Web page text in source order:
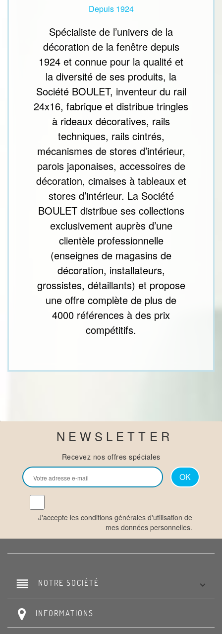
Depuis 1924
Spécialiste de l’univers de la
décoration de la fenêtre depuis
1924 et connue pour la qualité et
la diversité de ses produits, la
Société BOULET, inventeur du rail
24x16, fabrique et distribue tringles
à rideaux décoratives, rails
techniques, rails cintrés,
mécanismes de stores d’intérieur,
parois japonaises, accessoires de
décoration, cimaises à tableaux et
stores d’intérieur. La Société
BOULET distribue ses collections
exclusivement auprès d’une
clientèle professionnelle
(enseignes de magasins de
décoration, installateurs,
grossistes, détaillants) et propose
une offre complète de plus de
4000 références à des prix
compétitifs.
NEWSLETTER
Recevez nos offres spéciales
J'accepte les conditions générales d'utilisation de
mes données personnelles.
reorder NOTRE SOCIÉTÉ 
INFORMATIONS